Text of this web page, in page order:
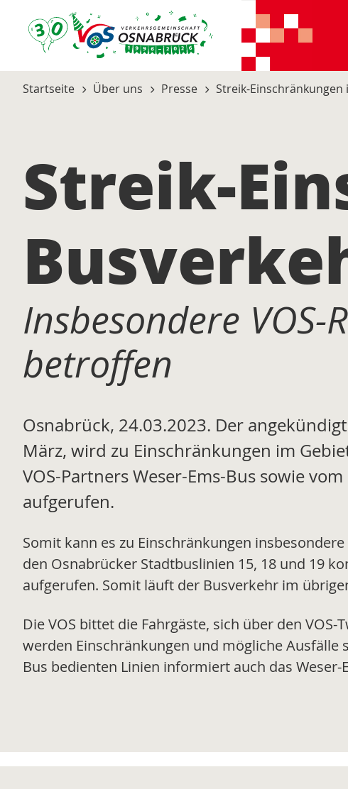
Startseite Über uns Presse Streik-Einschränkungen
Streik-
Insbesondere
betroffen
Osnabrück, 24.03.2023. Der
März, wird zu Einschränkungen im
VOS-Partners Weser-Ems-Bus sowie
aufgerufen.
Somit kann es zu Einschränkungen
den Osnabrücker Stadtbuslinien 15, 18 und 19
aufgerufen. Somit läuft der Busverkehr im
Die VOS bittet die Fahrgäste, sich über den
werden Einschränkungen und mögliche Ausfälle
Bus bedienten Linien informiert auch das